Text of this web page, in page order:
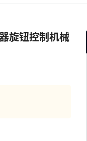
旋钮控制机械